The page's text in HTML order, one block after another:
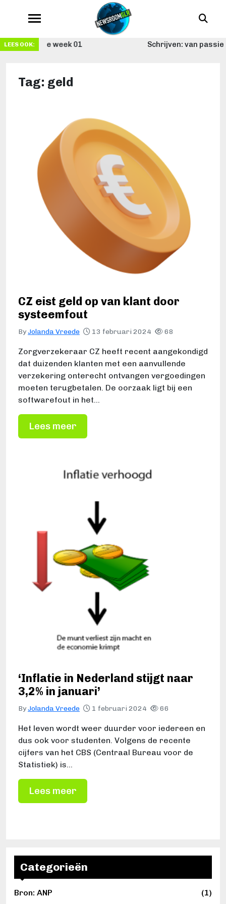
LEES OOK: Schrijven: van passie tot beroep
Categorieën
Bron: ANP (1)
Tag: geld
CZ eist geld op van klant door
systeemfout
ByJolanda Vreede 13 februari 2024 68
Zorgverzekeraar CZ heeft recent aangekondigd
dat duizenden klanten met een aanvullende
verzekering onterecht ontvangen vergoedingen
moeten terugbetalen. De oorzaak ligt bij een
softwarefout in het…
Lees meer
‘Inflatie in Nederland stijgt naar
3,2% in januari’
ByJolanda Vreede 1 februari 2024 66
Het leven wordt weer duurder voor iedereen en
dus ook voor studenten. Volgens de recente
cijfers van het CBS (Centraal Bureau voor de
Statistiek) is…
Lees meer